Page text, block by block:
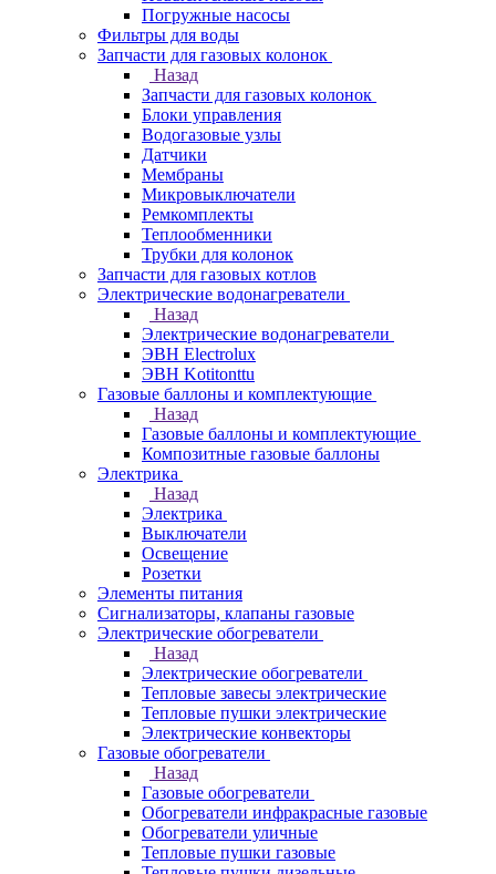
Погружные насосы
Фильтры для воды
Запчасти для газовых колонок
Назад
Запчасти для газовых колонок
Блоки управления
Водогазовые узлы
Датчики
Мембраны
Микровыключатели
Ремкомплекты
Теплообменники
Трубки для колонок
Запчасти для газовых котлов
Электрические водонагреватели
Назад
Электрические водонагреватели
ЭВН Electrolux
ЭВН Kotitonttu
Газовые баллоны и комплектующие
Назад
Газовые баллоны и комплектующие
Композитные газовые баллоны
Электрика
Назад
Электрика
Выключатели
Освещение
Розетки
Элементы питания
Сигнализаторы, клапаны газовые
Электрические обогреватели
Назад
Электрические обогреватели
Тепловые завесы электрические
Тепловые пушки электрические
Электрические конвекторы
Газовые обогреватели
Назад
Газовые обогреватели
Обогреватели инфракрасные газовые
Обогреватели уличные
Тепловые пушки газовые